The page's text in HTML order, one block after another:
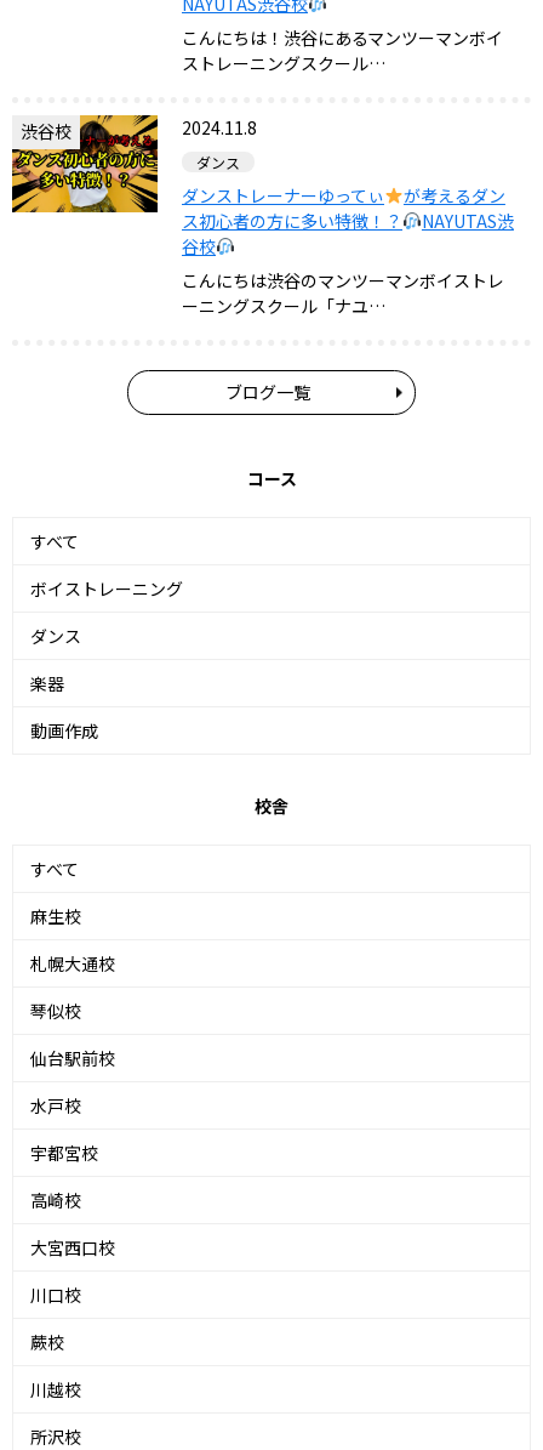
こんにちは！渋谷にあるマンツーマンボイ
ストレーニングスクール…
渋谷校 2024.11.8
ダンス
ダンストレーナーゆってぃ
が考えるダン
ス初心者の方に多い特徴！？
NAYUTAS渋
谷校
こんにちは渋谷のマンツーマンボイストレ
ーニングスクール「ナユ…
ブログ一覧
コース
すべて
ボイストレーニング
ダンス
楽器
動画作成
校舎
すべて
麻生校
札幌大通校
琴似校
仙台駅前校
水戸校
宇都宮校
高崎校
大宮西口校
川口校
蕨校
川越校
所沢校